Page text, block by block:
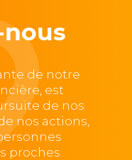
de notre
est
de nos
nos actions,
proches.